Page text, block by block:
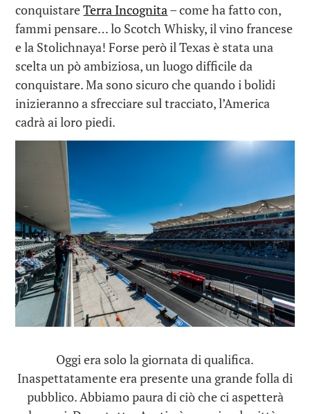
conquistareTerra Incognita– come ha fatto con,
fammi pensare… lo Scotch Whisky, il vino francese
e la Stolichnaya! Forse però il Texas è stata una
scelta un pò ambiziosa, un luogo difficile da
conquistare. Ma sono sicuro che quando i bolidi
inizieranno a sfrecciare sul tracciato, l’America
cadrà ai loro piedi.
Oggi era solo la giornata di qualifica.
Inaspettatamente era presente una grande folla di
pubblico. Abbiamo paura di ciò che ci aspetterà